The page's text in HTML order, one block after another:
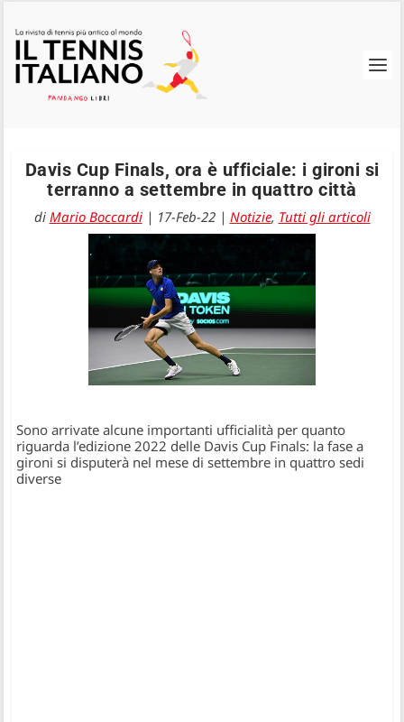
Davis Cup Finals, ora è ufficiale: i gironi si
terranno a settembre in quattro città
di Mario Boccardi| 17-Feb-22| Notizie, Tutti gli articoli
Sono arrivate alcune importanti ufficialità per quanto
riguarda l’edizione 2022 delle Davis Cup Finals: la fase a
gironi si disputerà nel mese di settembre in quattro sedi
diverse